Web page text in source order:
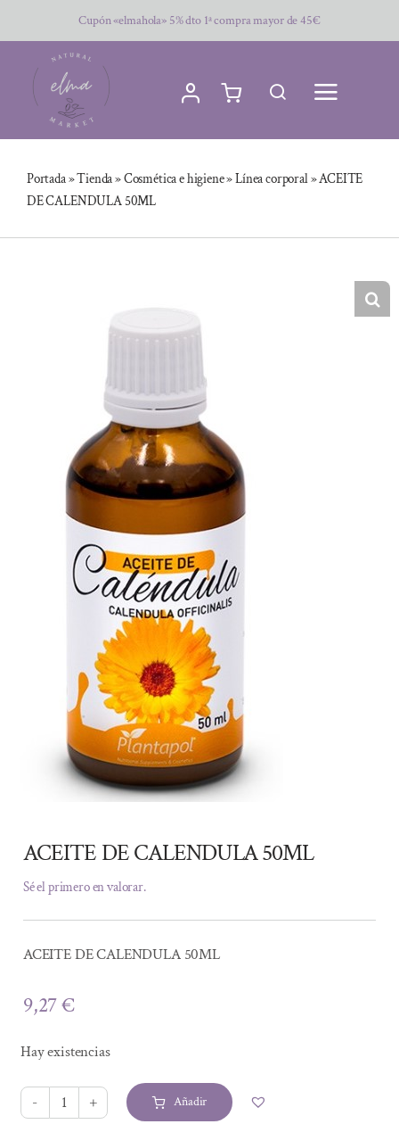
al
contenido
Cupón «elmahola» 5% dto 1ª compra mayor de 45€
Portada»Tienda»Cosmética e higiene»Línea corporal»ACEITE
DE CALENDULA 50ML
ACEITE DE CALENDULA 50ML
Sé el primero en valorar.
ACEITE DE CALENDULA 50ML
9,27€
Hay existencias
ACEITE
Añadir